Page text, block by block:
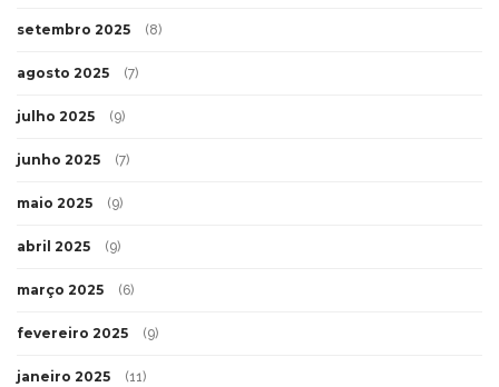
setembro 2025 (8)
agosto 2025 (7)
julho 2025 (9)
junho 2025 (7)
maio 2025 (9)
abril 2025 (9)
março 2025 (6)
fevereiro 2025 (9)
janeiro 2025 (11)